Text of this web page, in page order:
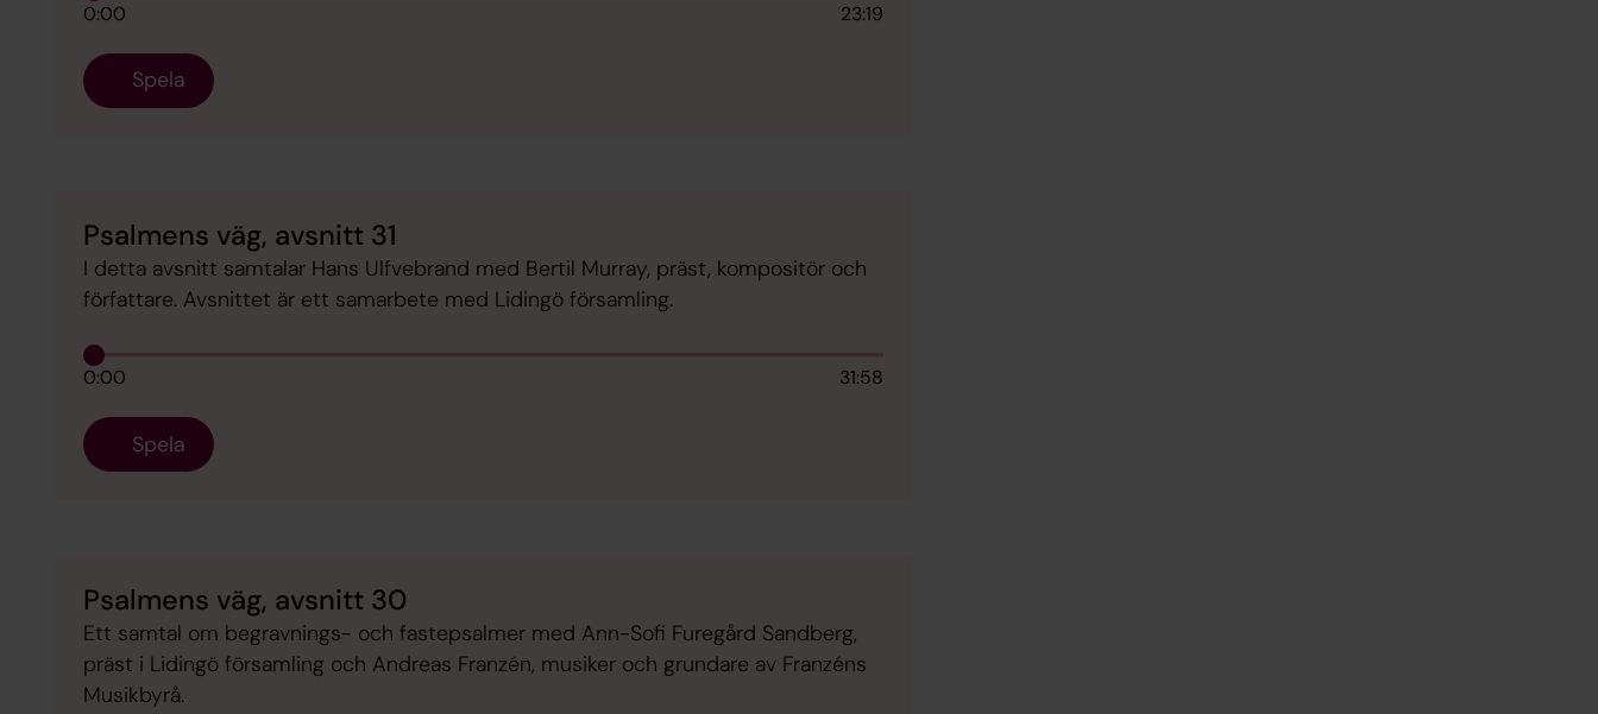
0:00 23:19
Spela
Psalmens väg, avsnitt 31
I detta avsnitt samtalar Hans Ulfvebrand med Bertil Murray, präst, kompositör och
författare. Avsnittet är ett samarbete med Lidingö församling.
0:00 31:58
Spela
Psalmens väg, avsnitt 30
Ett samtal om begravnings- och fastepsalmer med Ann-Sofi Furegård Sandberg,
präst i Lidingö församling och Andreas Franzén, musiker och grundare av Franzéns
Musikbyrå.